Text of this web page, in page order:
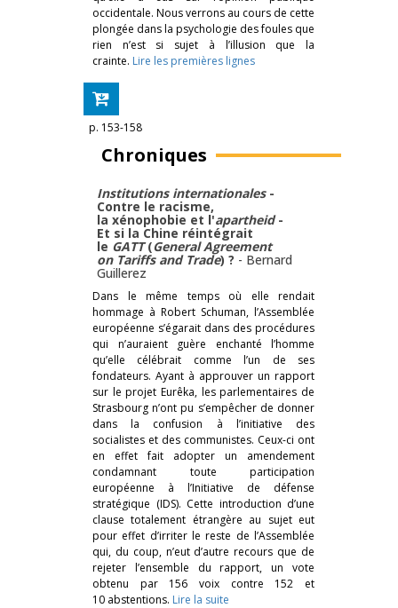
occidentale. Nous verrons au cours de cette
plongée dans la psychologie des foules que
rien n’est si sujet à l’illusion que la
crainte. Lire les premières lignes
p. 153-158
Chroniques
Institutions internationales-
Contre le racisme,
la xénophobie et l'apartheid-
Et si la Chine réintégrait
le GATT(General Agreement
on Tariffs and Trade) ? - Bernard
Guillerez
Dans le même temps où elle rendait
hommage à Robert Schuman, l’Assemblée
européenne s’égarait dans des procédures
qui n’auraient guère enchanté l’homme
qu’elle célébrait comme l’un de ses
fondateurs. Ayant à approuver un rapport
sur le projet Eurêka, les parlementaires de
Strasbourg n’ont pu s’empêcher de donner
dans la confusion à l’initiative des
socialistes et des communistes. Ceux-ci ont
en effet fait adopter un amendement
condamnant toute participation
européenne à l’Initiative de défense
stratégique (IDS). Cette introduction d’une
clause totalement étrangère au sujet eut
pour effet d’irriter le reste de l’Assemblée
qui, du coup, n’eut d’autre recours que de
rejeter l’ensemble du rapport, un vote
obtenu par 156 voix contre 152 et
10 abstentions. Lire la suite